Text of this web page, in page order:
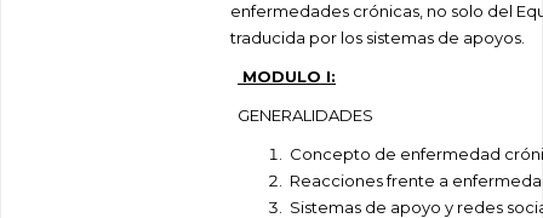
enfermedades crónicas, no solo del
traducida por los sistemas de apoyos.
MODULO I:
GENERALIDADES
Concepto de enfermedad
Reacciones frente a
Sistemas de apoyo y redes